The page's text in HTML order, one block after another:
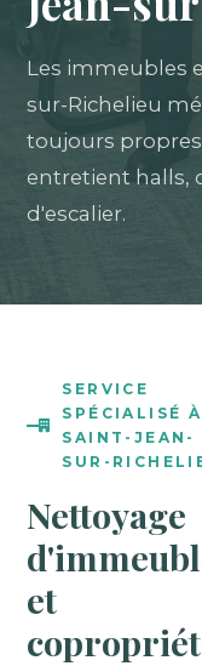
Les immeubles
sur-Richelieu
toujours propres
entretient halls,
d'escalier.
SERVICE
SPÉCIALISÉ À
SAINT-JEAN-
SUR-
Nettoyage
et